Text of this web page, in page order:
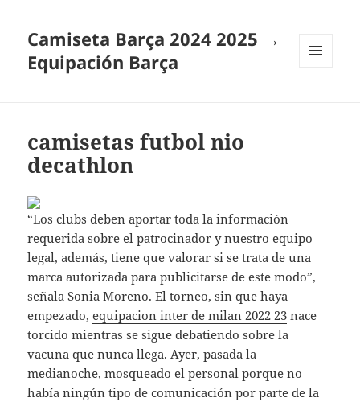
Camiseta Barça 2024 2025 →
Equipación Barça
camisetas futbol nio
decathlon
“Los clubs deben aportar toda la información
requerida sobre el patrocinador y nuestro equipo
legal, además, tiene que valorar si se trata de una
marca autorizada para publicitarse de este modo”,
señala Sonia Moreno. El torneo, sin que haya
empezado,equipacion inter de milan 2022 23 nace
torcido mientras se sigue debatiendo sobre la
vacuna que nunca llega. Ayer, pasada la
medianoche, mosqueado el personal porque no
había ningún tipo de comunicación por parte de la